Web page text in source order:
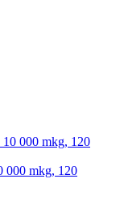
000 mkg, 120